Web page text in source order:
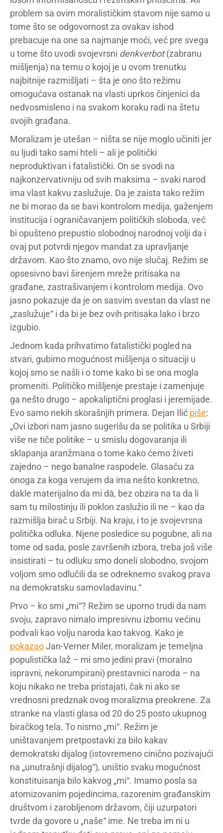
problem sa ovim moralističkim stavom nije samo u
tome što se odgovornost za ovakav ishod
prebacuje na one sa najmanje moći, već pre svega
u tome što uvodi svojevrsni denkverbot(zabranu
mišljenja) na temu o kojoj je u ovom trenutku
najbitnije razmišljati – šta je ono što režimu
omogućava ostanak na vlasti uprkos činjenici da
nedvosmisleno i na svakom koraku radi na štetu
svojih građana.
Moralizam je utešan – ništa se nije moglo učiniti jer
su ljudi tako sami hteli – ali je politički
neproduktivan i fatalistički. On se svodi na
najkonzervativniju od svih maksima – svaki narod
ima vlast kakvu zaslužuje. Da je zaista tako režim
ne bi morao da se bavi kontrolom medija, gaženjem
institucija i ograničavanjem političkih sloboda, već
bi opušteno prepustio slobodnoj narodnoj volji da i
ovaj put potvrdi njegov mandat za upravljanje
državom. Kao što znamo, ovo nije slučaj. Režim se
opsesivno bavi širenjem mreže pritisaka na
građane, zastrašivanjem i kontrolom medija. Ovo
jasno pokazuje da je on sasvim svestan da vlast ne
„zaslužuje“ i da bi je bez ovih pritisaka lako i brzo
izgubio.
Jednom kada prihvatimo fatalistički pogled na
stvari, gubimo mogućnost mišljenja o situaciji u
kojoj smo se našli i o tome kako bi se ona mogla
promeniti. Političko mišljenje prestaje i zamenjuje
ga nešto drugo – apokaliptični proglasi i jeremijade.
Evo samo nekih skorašnjih primera. Dejan Ilić piše:
„Ovi izbori nam jasno sugerišu da se politika u Srbiji
više ne tiče politike – u smislu dogovaranja ili
sklapanja aranžmana o tome kako ćemo živeti
zajedno – nego banalne raspodele. Glasaću za
onoga za koga verujem da ima nešto konkretno,
dakle materijalno da mi dâ, bez obzira na ta da li
sam tu milostinju ili poklon zaslužio ili ne – kao da
razmišlja birač u Srbiji. Na kraju, i to je svojevrsna
politička odluka. Njene posledice su pogubne, ali na
tome od sada, posle završenih izbora, treba još više
insistirati – tu odluku smo doneli slobodno, svojom
voljom smo odlučili da se odreknemo svakog prava
na demokratsku samovladavinu.“
Prvo – ko smi „mi“? Režim se uporno trudi da nam
svoju, zapravo nimalo impresivnu izbornu većinu
podvali kao volju naroda kao takvog. Kako je
pokazaoJan-Verner Miler, moralizam je temeljna
populistička laž – mi smo jedini pravi (moralno
ispravni, nekorumpirani) prestavnici naroda – na
koju nikako ne treba pristajati, čak ni ako se
vrednosni predznak ovog moralizma preokrene. Za
stranke na vlasti glasa od 20 do 25 posto ukupnog
biračkog tela. To nismo „mi“. Režim je
uništavanjem pretpostavki za bilo kakav
demokratski dijalog (istovremeno cinično pozivajući
na „unutrašnji dijalog“), uništio svaku mogućnost
konstituisanja bilo kakvog „mi“. Imamo posla sa
atomizovanim pojedincima, razorenim građanskim
društvom i zarobljenom državom, čiji uzurpatori
tvrde da govore u „naše“ ime. Ne treba im ni u